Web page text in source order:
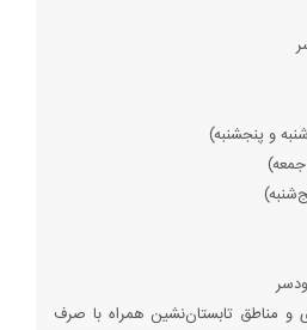
و پنجشنبه)
و مناطق تابستان‌نشین همراه با صرف